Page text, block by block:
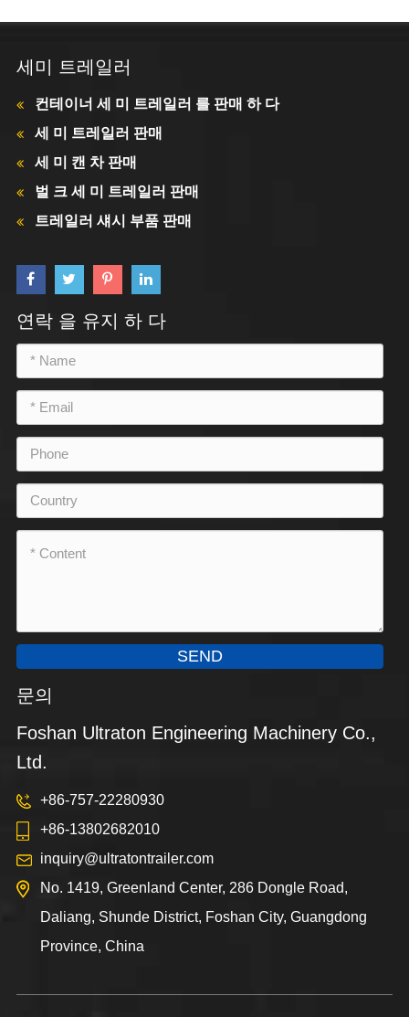
세미 트레일러
컨테이너 세 미 트레일러 를 판매 하 다
세 미 트레일러 판매
세 미 캔 차 판매
벌 크 세 미 트레일러 판매
트레일러 섀시 부품 판매
연락 을 유지 하 다
SEND
문의
Foshan Ultraton Engineering Machinery Co.,
Ltd.
+86-757-22280930
+86-13802682010
inquiry@ultratontrailer.com
No. 1419, Greenland Center, 286 Dongle Road,
Daliang, Shunde District, Foshan City, Guangdong
Province, China